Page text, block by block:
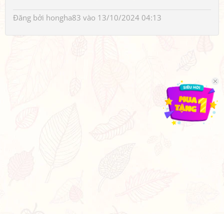
Đăng bởi hongha83 vào 13/10/2024 04:13